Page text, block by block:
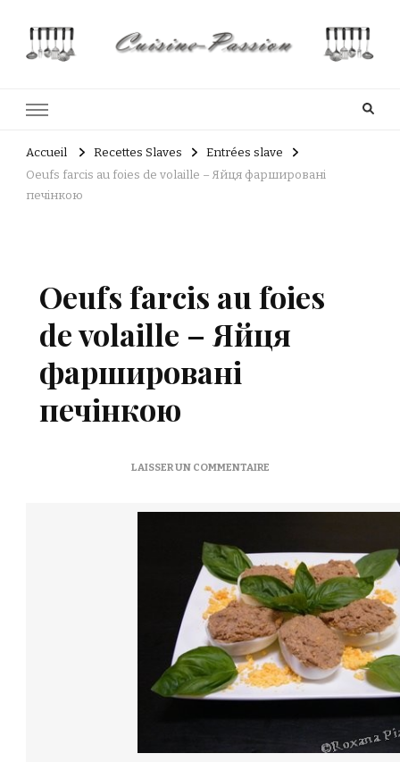
Accueil Recettes Slaves
Entrées slave
Oeufs farcis au foies de volaille – Яйця фаршировані
печінкою
Oeufs farcis au foies
de volaille – Яйця
фаршировані
печінкою
LAISSER UN COMMENTAIRESUR
DE
VOLAILLE
–
ЯЙЦЯ
ФАРШИРОВАНІ
ПЕЧІНКОЮ